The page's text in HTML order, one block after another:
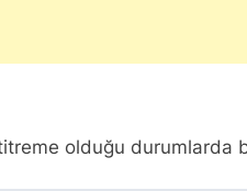
olduğu durumlarda